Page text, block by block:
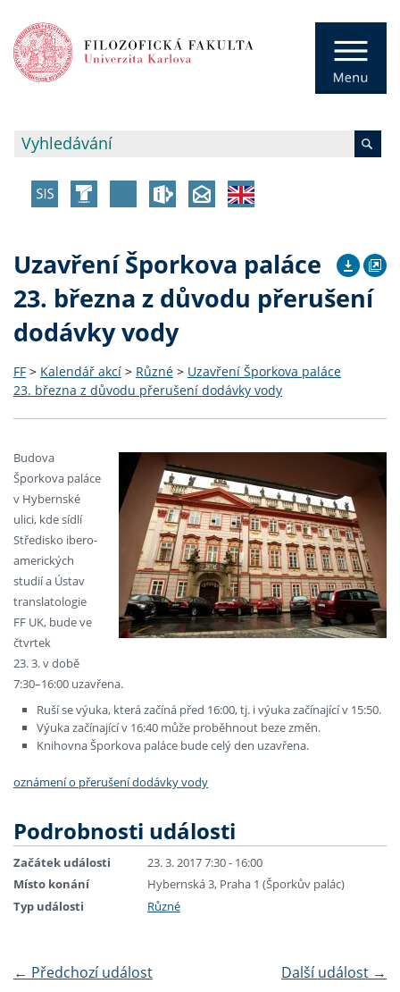
Uzavření Šporkova paláce
23. března z důvodu přerušení
dodávky vody
FF > Kalendář akcí > Různé > Uzavření Šporkova paláce
23. března z důvodu přerušení dodávky vody
Budova
Šporkova paláce
v Hybernské
ulici, kde sídlí
Středisko ibero-
amerických
studií a Ústav
translatologie
FF UK, bude ve
čtvrtek
23. 3. v době
7:30–16:00 uzavřena.
Ruší se výuka, která začíná před 16:00, tj. i výuka začínající v 15:50.
Výuka začínající v 16:40 může proběhnout beze změn.
Knihovna Šporkova paláce bude celý den uzavřena.
oznámení o přerušení dodávky vody
Podrobnosti události
Začátek události
23. 3. 2017 7:30 - 16:00
Místo konání
Hybernská 3, Praha 1 (Šporkův palác)
Typ události
Různé
← Předchozí událost Další událost →